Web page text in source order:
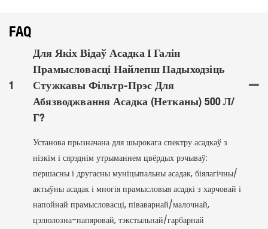
FAQ
1
Для Якіх Відаў Асадка І Галін
Прамысловасці Найлепш Падыходзіць
Стужкавы Фільтр-Прэс Для
Абязводжвання Асадка (нетканы) 500 Л/
Г?
Установа прызначана для шырокага спектру асадкаў з
нізкім і сярэднім утрыманнем цвёрдых рэчываў:
першасны і другасны муніцыпальны асадак, біялагічны/
актыўны асадак і многія прамысловыя асадкі з харчовай і
напойнай прамысловасці, піваварнай/малочнай,
цэлюлозна-папяровай, тэкстыльнай/гарбарнай